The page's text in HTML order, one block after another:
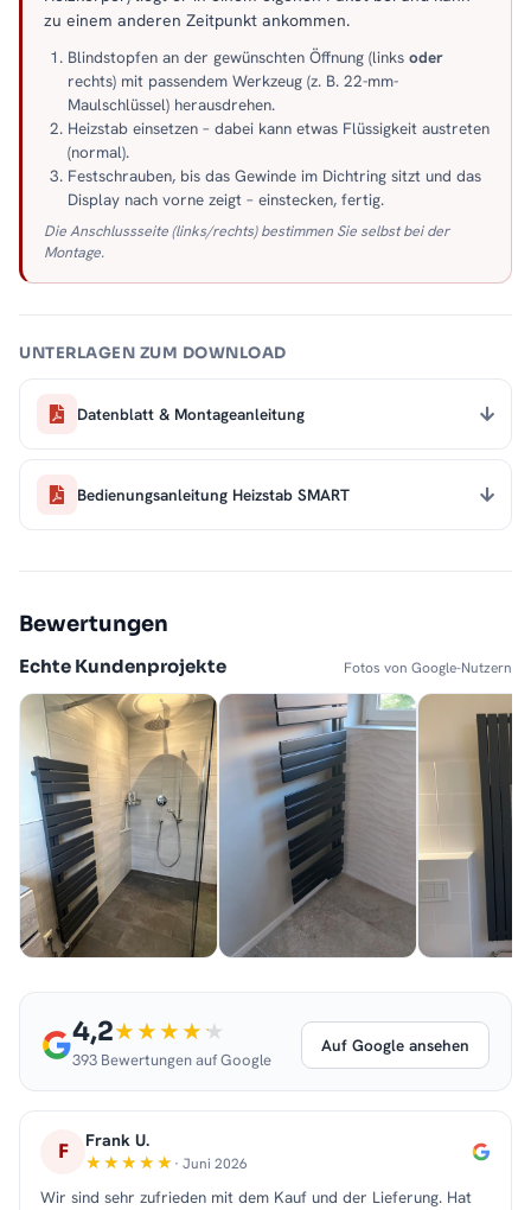
zu einem anderen Zeitpunkt ankommen.
Blindstopfen an der gewünschten Öffnung (links oder
rechts) mit passendem Werkzeug (z. B. 22-mm-
Maulschlüssel) herausdrehen.
Heizstab einsetzen – dabei kann etwas Flüssigkeit austreten
(normal).
Festschrauben, bis das Gewinde im Dichtring sitzt und das
Display nach vorne zeigt – einstecken, fertig.
Die Anschlussseite (links/rechts) bestimmen Sie selbst bei der
Montage.
UNTERLAGEN ZUM DOWNLOAD
Datenblatt & Montageanleitung
Bedienungsanleitung Heizstab SMART
Bewertungen
Echte Kundenprojekte Fotos von Google-Nutzern
4,2
393 Bewertungen auf Google
Auf Google ansehen
F Frank U.
· Juni 2026
Wir sind sehr zufrieden mit dem Kauf und der Lieferung. Hat